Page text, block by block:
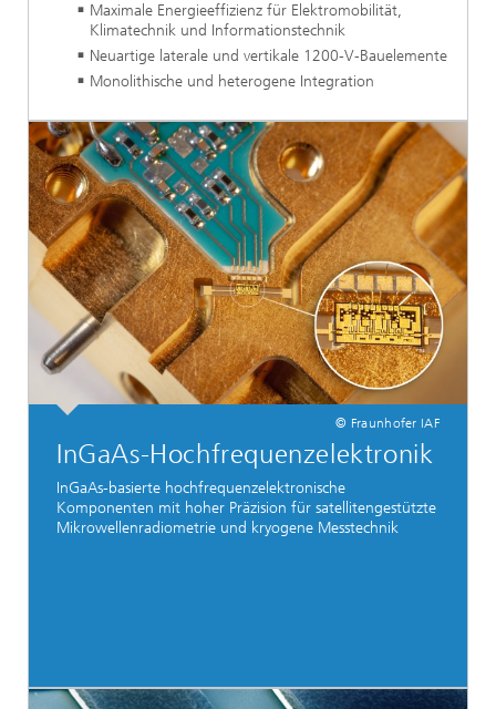
Maximale Energieeffizienz für Elektromobilität,
Klimatechnik und Informationstechnik
Neuartige laterale und vertikale 1200-V-Bauelemente
Monolithische und heterogene Integration
© Fraunhofer IAF
InGaAs-Hochfrequenzelektronik
InGaAs-basierte hochfrequenzelektronische
Komponenten mit hoher Präzision für satellitengestützte
Mikrowellenradiometrie und kryogene Messtechnik